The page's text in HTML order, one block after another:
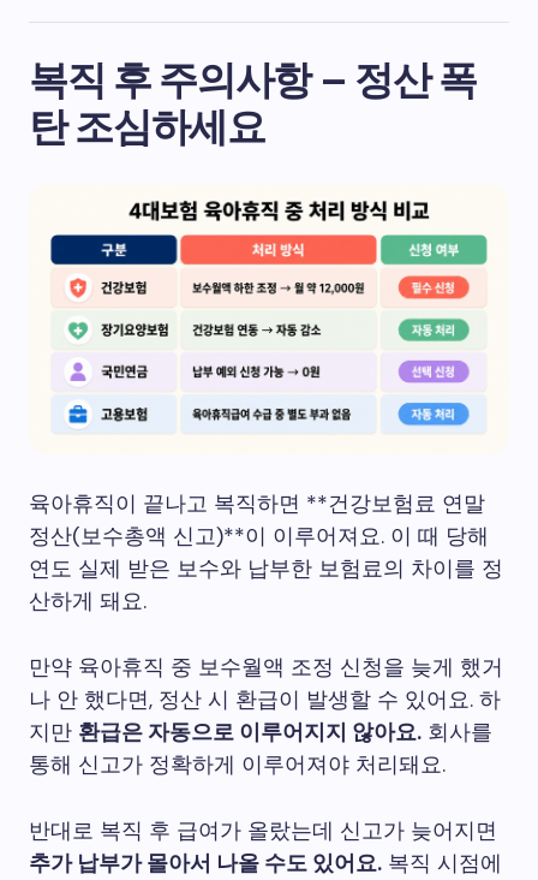
복직 후 주의사항 – 정산 폭
탄 조심하세요
육아휴직이 끝나고 복직하면 **건강보험료 연말
정산(보수총액 신고)**이 이루어져요. 이 때 당해
연도 실제 받은 보수와 납부한 보험료의 차이를 정
산하게 돼요.
만약 육아휴직 중 보수월액 조정 신청을 늦게 했거
나 안 했다면, 정산 시 환급이 발생할 수 있어요. 하
지만 환급은 자동으로 이루어지지 않아요. 회사를
통해 신고가 정확하게 이루어져야 처리돼요.
반대로 복직 후 급여가 올랐는데 신고가 늦어지면
추가 납부가 몰아서 나올 수도 있어요. 복직 시점에